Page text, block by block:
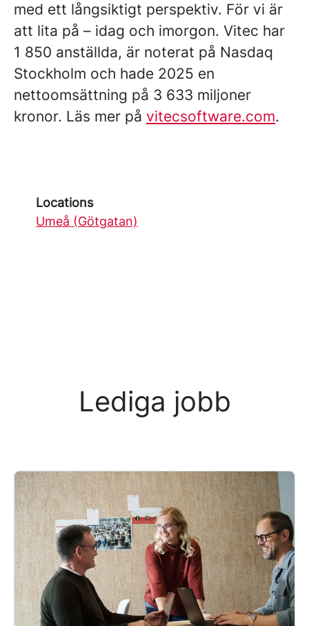
med ett långsiktigt perspektiv. För vi är
att lita på – idag och imorgon. Vitec har
1 850 anställda, är noterat på Nasdaq
Stockholm och hade 2025 en
nettoomsättning på 3 633 miljoner
kronor. Läs mer på vitecsoftware.com.
Locations
Umeå (Götgatan)
Lediga jobb